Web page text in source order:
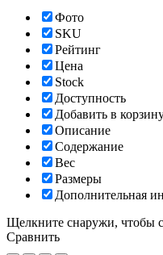
Фото
SKU
Рейтинг
Цена
Stock
Доступность
Добавить в
Описание
Содержание
Вес
Размеры
Дополнительная
Щелкните снаружи, чтобы
Сравнить